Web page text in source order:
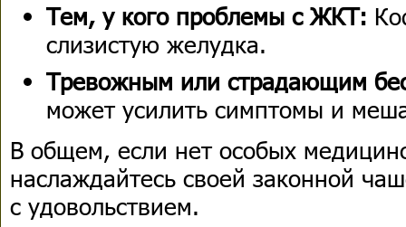
Тем, у кого проблемы с ЖКТ:
слизистую желудка.
Тревожным или страдающим
может усилить симптомы и
В общем, если нет особых
наслаждайтесь своей законной
с удовольствием.